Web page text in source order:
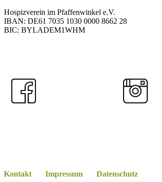
Hospizverein im Pfaffenwinkel e.V.
IBAN: DE61 7035 1030 0000 8662 28
BIC: BYLADEM1WHM
Kontakt Impressum Datenschutz